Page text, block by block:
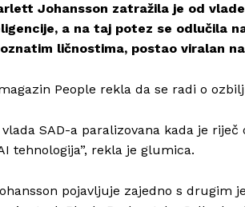
Johansson zatražila je od
a na taj potez se odlučila
ličnostima, postao viralan
People rekla da se radi o
SAD-a paralizovana kada je
tehnologija”, rekla je glumica.
pojavljuje zajedno s drugim